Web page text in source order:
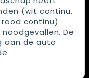
(wit continu,
rood continu)
De
aan de auto